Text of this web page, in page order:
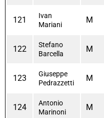
121
Ivan
Mariani
M
122
Stefano
Barcella
M
123
Giuseppe
Pedrazzetti
M
124
Antonio
Marinoni
M